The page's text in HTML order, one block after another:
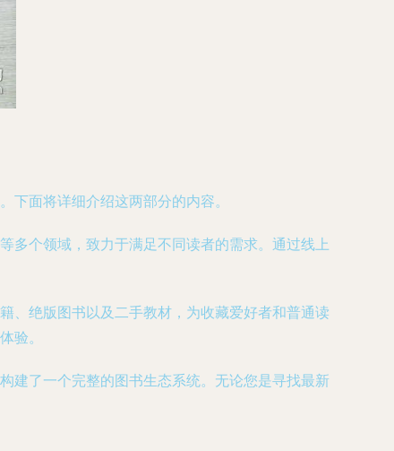
面将详细介绍这两部分的内容。
多个领域，致力于满足不同读者的需求。通过线上
、绝版图书以及二手教材，为收藏爱好者和普通读
验。
建了一个完整的图书生态系统。无论您是寻找最新